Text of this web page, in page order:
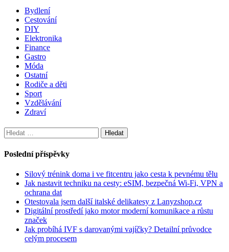
Bydlení
Cestování
DIY
Elektronika
Finance
Gastro
Móda
Ostatní
Rodiče a děti
Sport
Vzdělávání
Zdraví
Vyhledávání
Poslední příspěvky
Silový trénink doma i ve fitcentru jako cesta k pevnému tělu
Jak nastavit techniku na cesty: eSIM, bezpečná Wi-Fi, VPN a
ochrana dat
Otestovala jsem další italské delikatesy z Lanyzshop.cz
Digitální prostředí jako motor moderní komunikace a růstu
značek
Jak probíhá IVF s darovanými vajíčky? Detailní průvodce
celým procesem